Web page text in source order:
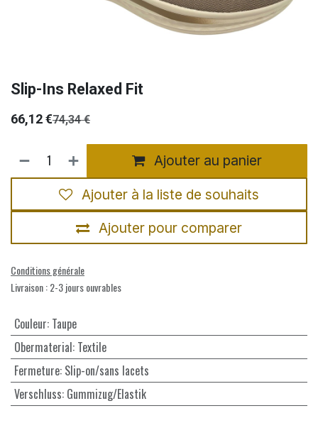
Slip-Ins Relaxed Fit
66,12€74,34€
Ajouter au panier
Ajouter pour comparer
Ajouter à la liste de souhaits
Conditions générale
Livraison : 2-3 jours ouvrables
Couleur: Taupe
Obermaterial: Textile
Fermeture: Slip-on/sans lacets
Verschluss: Gummizug/Elastik